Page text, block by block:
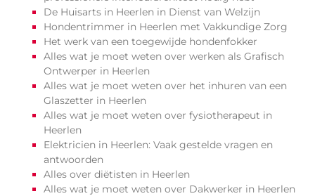
De Huisarts in Heerlen in Dienst van Welzijn
Hondentrimmer in Heerlen met Vakkundige Zorg
Het werk van een toegewijde hondenfokker
Alles wat je moet weten over werken als Grafisch
Ontwerper in Heerlen
Alles wat je moet weten over het inhuren van een
Glaszetter in Heerlen
Alles wat je moet weten over fysiotherapeut in
Heerlen
Elektricien in Heerlen: Vaak gestelde vragen en
antwoorden
Alles over diëtisten in Heerlen
Alles wat je moet weten over Dakwerker in Heerlen